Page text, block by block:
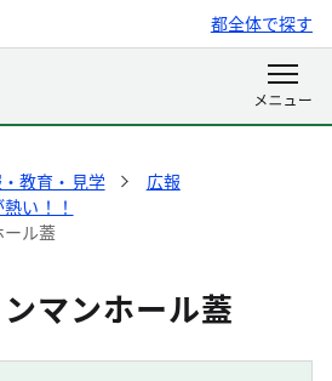
都全体で探す
教育・見学
広報
い！！
ル蓋
マンホール蓋